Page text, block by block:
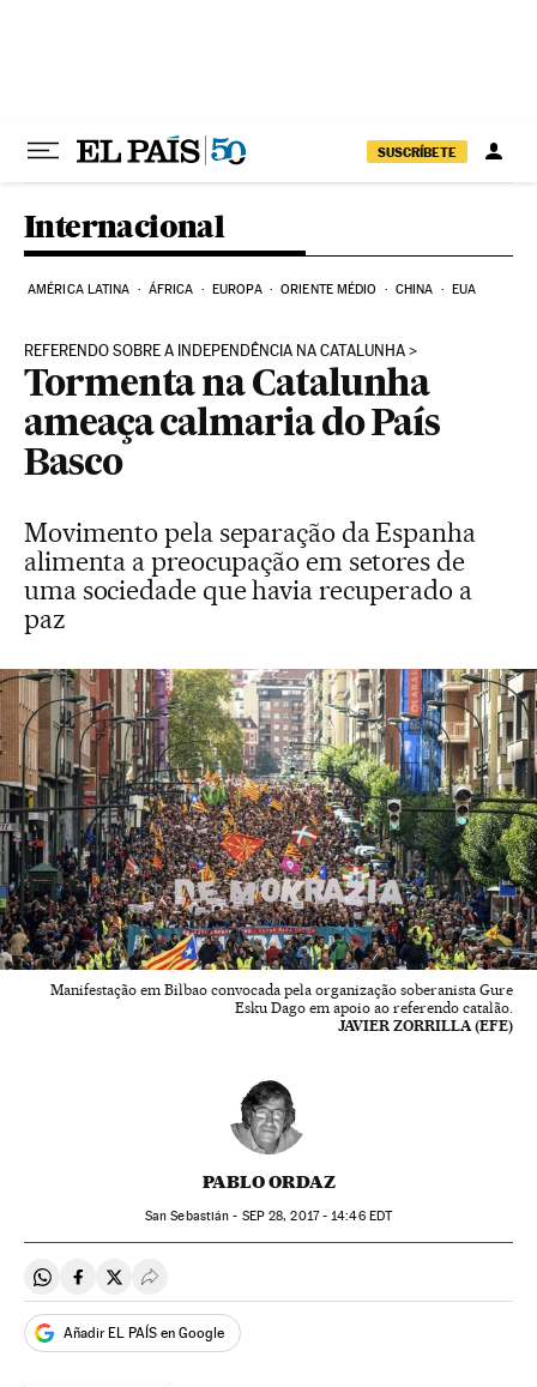
SUSCRÍBETE
Internacional
AMÉRICA LATINA ÁFRICA EUROPA ORIENTE MÉDIO CHINA EUA
REFERENDO SOBRE A INDEPENDÊNCIA NA CATALUNHA
Tormenta na Catalunha
ameaça calmaria do País
Basco
Movimento pela separação da Espanha
alimenta a preocupação em setores de
uma sociedade que havia recuperado a
paz
Manifestação em Bilbao convocada pela organização soberanista Gure
Esku Dago em apoio ao referendo catalão.
JAVIER ZORRILLA (EFE)
PABLO ORDAZ
San Sebastián - SEP28, 2017 - 14:46EDT
Compartir en Whatsapp
Compartir en Facebook
Compartir en Twitter
Desplegar Redes Sociales
Añadir EL PAÍS en Google